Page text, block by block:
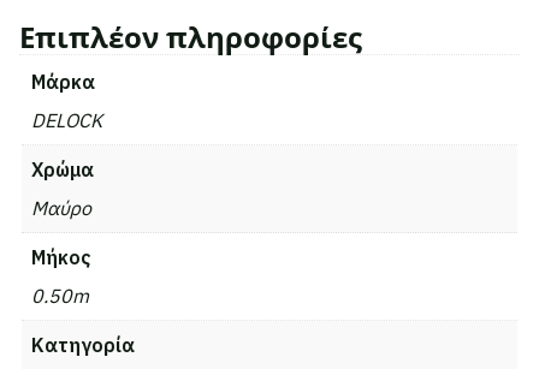
Επιπλέον πληροφορίες
Μάρκα
DELOCK
Χρώμα
Μαύρο
Μήκος
0.50m
Κατηγορία